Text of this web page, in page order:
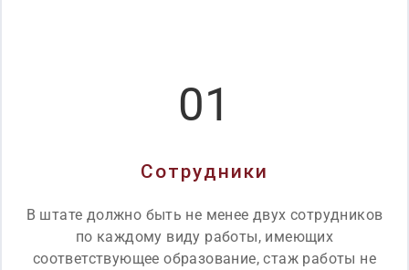
01
Сотрудники
В штате должно быть не менее двух сотрудников
по каждому виду работы, имеющих
соответствующее образование, стаж работы не